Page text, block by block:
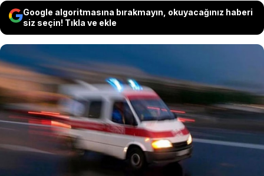
Google algoritmasına bırakmayın, okuyacağınız haberi
siz seçin! Tıkla ve ekle
Erzurum'da, doğal gazdan
zehirlenen aynı aileden 4 kişi
tedavi altına alındı.